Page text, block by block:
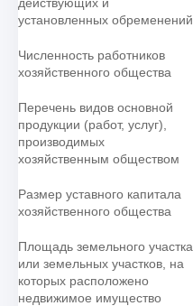
установленных обременений
Численность работников
хозяйственного общества
Перечень видов основной
продукции (работ, услуг),
производимых
хозяйственным обществом
Размер уставного капитала
хозяйственного общества
Площадь земельного участка
или земельных участков, на
которых расположено
недвижимое имущество